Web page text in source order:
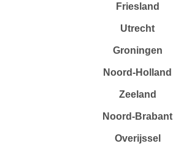
Friesland
Utrecht
Groningen
Noord-Holland
Zeeland
Noord-Brabant
Overijssel